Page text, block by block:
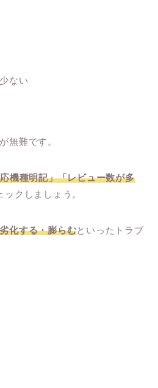
ない
無難です。
機種明記」「レビュー数が多
クしましょう。
化する・膨らむといったトラブ